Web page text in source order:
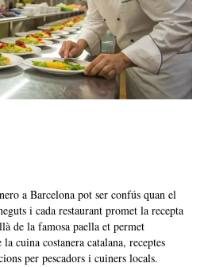
a Barcelona pot ser confús quan el
i cada restaurant promet la recepta
de la famosa paella et permet
cuina costanera catalana, receptes
per pescadors i cuiners locals.